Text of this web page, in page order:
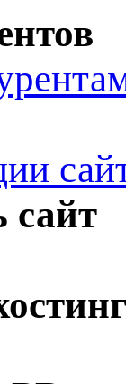
сайт